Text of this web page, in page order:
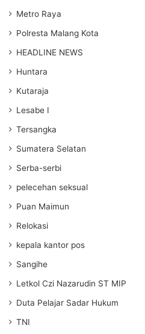
Metro Raya
Polresta Malang Kota
HEADLINE NEWS
Huntara
Kutaraja
Lesabe I
Tersangka
Sumatera Selatan
Serba-serbi
pelecehan seksual
Puan Maimun
Relokasi
kepala kantor pos
Sangihe
Letkol Czi Nazarudin ST MIP
Duta Pelajar Sadar Hukum
TNI